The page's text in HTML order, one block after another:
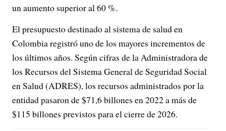
un aumento superior al 60 %.
El presupuesto destinado al sistema de salud en
Colombia registró uno de los mayores incrementos de
los últimos años. Según cifras de la Administradora de
los Recursos del Sistema General de Seguridad Social
en Salud (ADRES), los recursos administrados por la
entidad pasaron de $71,6 billones en 2022 a más de
$115 billones previstos para el cierre de 2026.